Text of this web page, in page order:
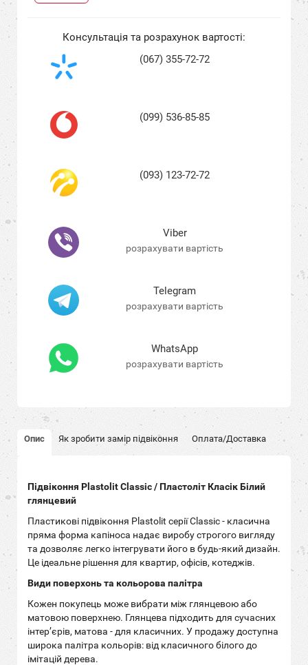
Консультація та розрахунок вартості:
(067) 355-72-72
(099) 536-85-85
(093) 123-72-72
Viber
розрахувати вартість
Telegram
розрахувати вартість
WhatsApp
розрахувати вартість
Опис Як зробити замір підвіконня Оплата/Доставка
Підвіконня PlastolitClassic/ Пластоліт Класік Білий
глянцевий
Пластикові підвіконня Plastolit серії Classic- класична
пряма форма капіноса надає виробу строгого вигляду
та дозволяє легко інтегрувати його в будь-який дизайн.
Це ідеальне рішення для квартир, офісів, котеджів.
Види поверхонь та кольорова палітра
Кожен покупець може вибрати між глянцевою або
матовою поверхнею. Глянцева підходить для сучасних
інтер’єрів, матова - для класичних. У продажу доступна
широка палітра кольорів: від класичного білого до
імітацій дерева.